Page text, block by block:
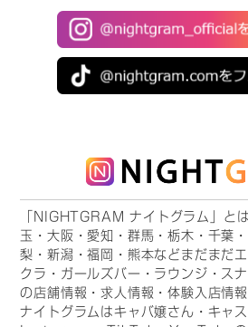
「NIGHTGRAM ナイトグラム」と
玉・大阪・愛知・群馬・栃木・千葉
梨・新潟・福岡・熊本などまだまだ
クラ・ガールズバー・ラウンジ・ス
の店舗情報・求人情報・体験入店情
ナイトグラムはキャバ嬢さん・キャ